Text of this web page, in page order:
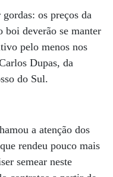
os preços da
boi deverão se manter
pelo menos nos
Dupas, da
do Sul.
a atenção dos
rendeu pouco mais
semear neste